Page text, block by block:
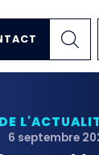
6 septembre